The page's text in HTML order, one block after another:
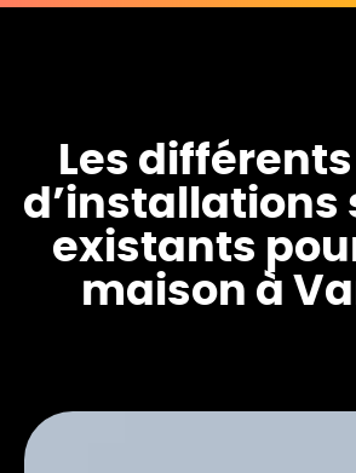
Les
d’installations
existants
maison à